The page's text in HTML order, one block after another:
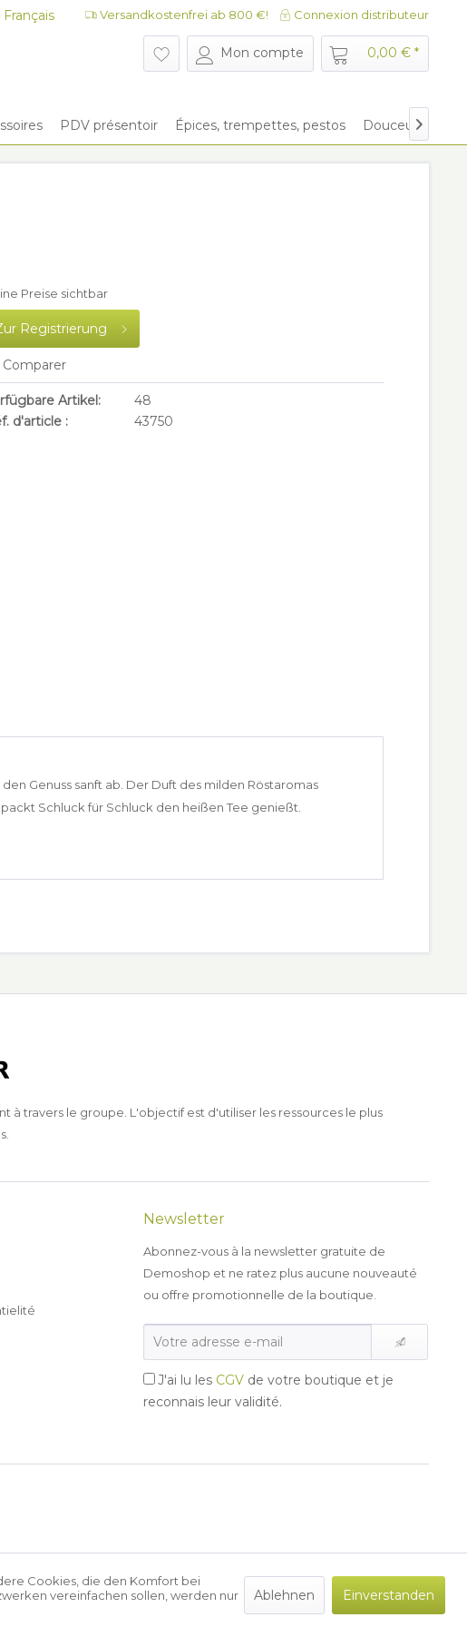
Français
Français Versandkostenfrei ab 800 €! Connexion distributeur
Mon compte 0,00 € *
PDV présentoir Épices, trempettes, pestos Douceurs

Preise sichtbar
Registrierung
Comparer
Artikel:
48
d'article :
43750
Genuss sanft ab. Der Duft des milden Röstaromas
Schluck für Schluck den heißen Tee genießt.
travers le groupe. L'objectif est d'utiliser les ressources le plus
Newsletter
Abonnez-vous à la newsletter gratuite de
Demoshop et ne ratez plus aucune nouveauté
ou offre promotionnelle de la boutique.
J'ai lu les CGV de votre boutique et je
reconnais leur validité.
Cookies, die den Komfort bei
vereinfachen sollen, werden nur
Ablehnen Einverstanden